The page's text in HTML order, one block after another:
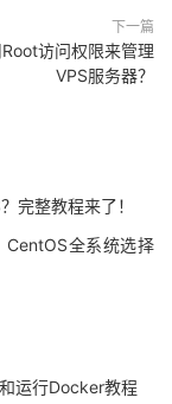
下一篇
访问权限来管理
VPS服务器？
完整教程来了！
全系统选择
运行Docker教程